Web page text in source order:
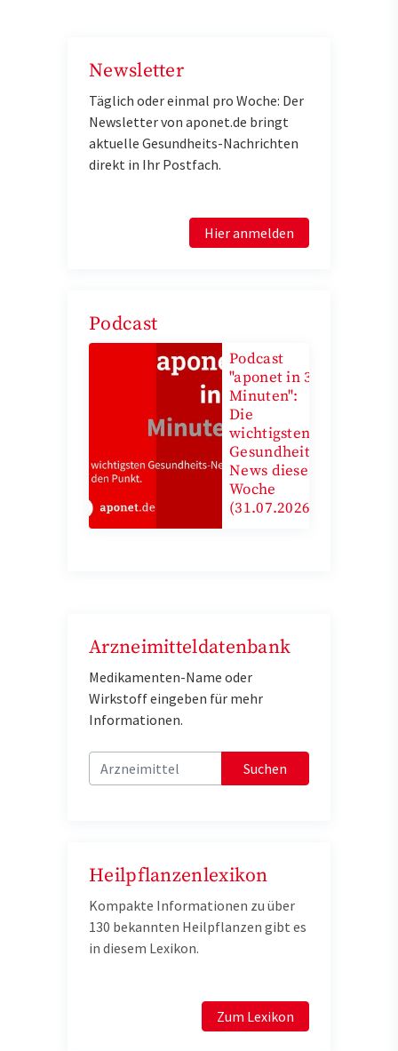
Newsletter
Täglich oder einmal pro Woche: Der
Newsletter von aponet.de bringt
aktuelle Gesundheits-Nachrichten
direkt in Ihr Postfach.
Hier anmelden
Podcast
Podcast
"aponet in 3
Minuten":
Die
wichtigsten
Gesundheits-
News diese
Woche
(31.07.2026)
Arzneimitteldatenbank
Medikamenten-Name oder
Wirkstoff eingeben für mehr
Informationen.
Suchen
Heilpflanzenlexikon
Kompakte Informationen zu über
130 bekannten Heilpflanzen gibt es
in diesem Lexikon.
Zum Lexikon